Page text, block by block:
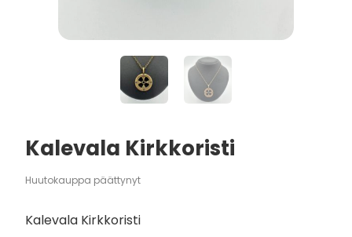
Kalevala Kirkkoristi
Huutokauppa päättynyt
Kalevala Kirkkoristi